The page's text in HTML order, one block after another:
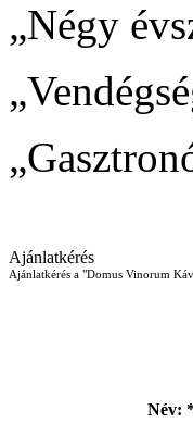
„Négy
Ajánlatkérés
Ajánlatkérés a "Domus Vinorum
Név: